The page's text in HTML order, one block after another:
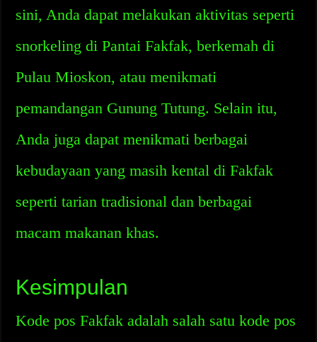
sini, Anda dapat melakukan aktivitas seperti
snorkeling di Pantai Fakfak, berkemah di
Pulau Mioskon, atau menikmati
pemandangan Gunung Tutung. Selain itu,
Anda juga dapat menikmati berbagai
kebudayaan yang masih kental di Fakfak
seperti tarian tradisional dan berbagai
macam makanan khas.
Kesimpulan
Kode pos Fakfak adalah salah satu kode pos